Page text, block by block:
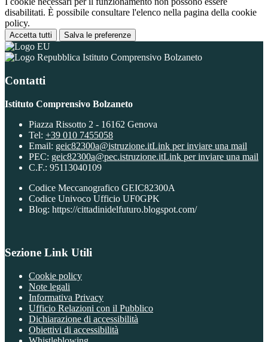
disabilitati. È possibile consultare l'elenco nella pagina della cookie
policy.
Accetta tutti Salva le preferenze
Istituto Comprensivo Bolzaneto
Contatti
Istituto Comprensivo Bolzaneto
Piazza Rissotto 2 - 16162 Genova
Tel: +39 010 7455058
Email: geic82300a@istruzione.itLink per inviare una mail
PEC: geic82300a@pec.istruzione.itLink per inviare una mail
C.F.: 95113040109
Codice Meccanografico GEIC82300A
Codice Univoco Ufficio UF0GPK
Blog: https://cittadinidelfuturo.blogspot.com/
Sezione Link Utili
Cookie policy
Note legali
Informativa Privacy
Ufficio Relazioni con il Pubblico
Dichiarazione di accessibilità
Obiettivi di accessibilità